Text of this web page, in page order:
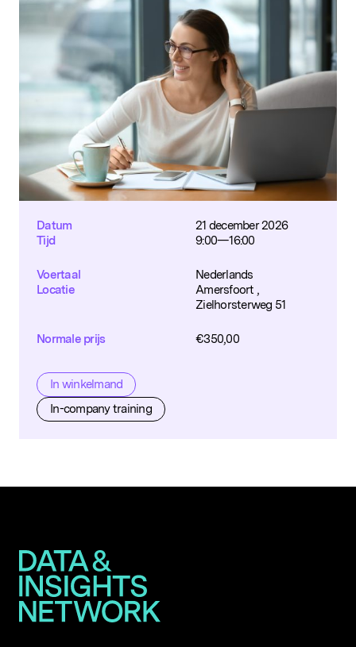
Populaire zoekopdrachten
Datum
21 december 2026
Tijd
9:00—16:00
Voertaal
Nederlands
Locatie
Amersfoort ,
Zielhorsterweg 51
Normale prijs €350,00
In winkelmand
In-company training